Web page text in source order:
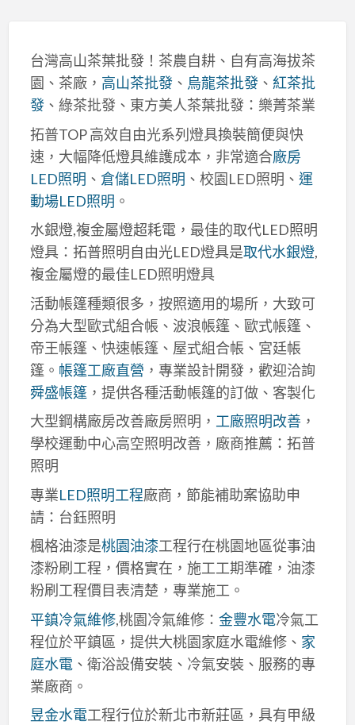
台灣高山茶葉批發！茶農自耕、自有高海拔茶
園、茶廠， 高山茶批發、 烏龍茶批發、 紅茶批
發、綠茶批發、東方美人茶葉批發：樂菁茶業
拓普TOP 高效自由光系列燈具換裝簡便與快
速，大幅降低燈具維護成本，非常適合廠房
LED照明 、 倉儲LED照明 、校園LED照明、 運
動場LED照明 。
水銀燈,複金屬燈超耗電，最佳的取代LED照明
燈具：拓普照明自由光LED燈具是取代水銀燈,
複金屬燈的最佳LED照明燈具
活動帳篷種類很多，按照適用的場所，大致可
分為大型歐式組合帳、波浪帳篷、歐式帳篷、
帝王帳篷、快速帳篷、屋式組合帳、宮廷帳
篷。 帳篷工廠直營 ，專業設計開發，歡迎洽詢
舜盛帳篷，提供各種活動帳篷的訂做、客製化
大型鋼構廠房改善廠房照明， 工廠照明改善，
學校運動中心高空照明改善，廠商推薦：拓普
照明
專業LED照明工程廠商，節能補助案協助申
請：台鈺照明
楓格油漆是桃園油漆工程行在桃園地區從事油
漆粉刷工程，價格實在，施工工期準確，油漆
粉刷工程價目表清楚，專業施工。
平鎮冷氣維修,桃園冷氣維修： 金豐水電冷氣工
程位於平鎮區，提供大桃園家庭水電維修、 家
庭水電、衛浴設備安裝、冷氣安裝、服務的專
業廠商。
昱金水電工程行位於新北市新莊區，具有甲級